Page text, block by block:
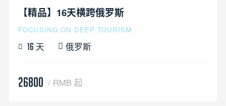
【精品】16天横跨俄罗斯
FOCUSING ON DEEP TOURISM
16 天 俄罗斯
26800 / RMB 起